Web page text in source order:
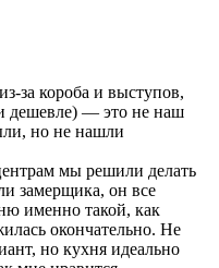
за короба и выступов,
дешевле) — это не наш
но не нашли
мы решили делать
замерщика, он все
именно такой, как
окончательно. Не
но кухня идеально